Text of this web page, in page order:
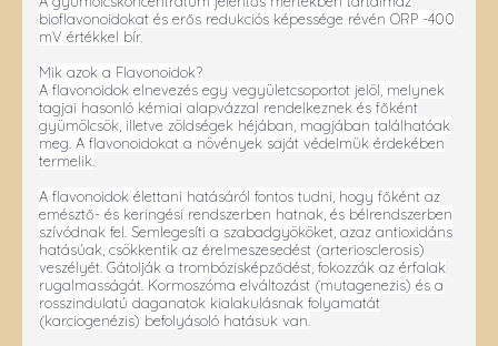
bioflavonoidokat és erős redukciós képessége révén ORP -400
mV értékkel bír.
Mik azok a Flavonoidok?
A flavonoidok elnevezés egy vegyületcsoportot jelöl, melynek
tagjai hasonló kémiai alapvázzal rendelkeznek és főként
gyümölcsök, illetve zöldségek héjában, magjában találhatóak
meg. A flavonoidokat a növények saját védelmük érdekében
termelik.
A flavonoidok élettani hatásáról fontos tudni, hogy főként az
emésztő- és keringési rendszerben hatnak, és bélrendszerben
szívódnak fel. Semlegesíti a szabadgyököket, azaz antioxidáns
hatásúak, csökkentik az érelmeszesedést (arteriosclerosis)
veszélyét. Gátolják a trombózisképződést, fokozzák az érfalak
rugalmasságát. Kormoszóma elváltozást (mutagenezis) és a
rosszindulatú daganatok kialakulásnak folyamatát
(karciogenézis) befolyásoló hatásuk van.